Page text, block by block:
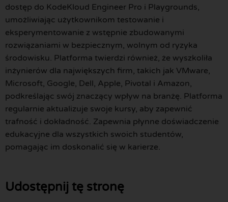
dostęp do KodeKloud Engineer Pro i Playgrounds,
umożliwiając użytkownikom testowanie i
eksperymentowanie z wstępnie zbudowanymi
rozwiązaniami w bezpiecznym, wolnym od ryzyka
środowisku. Platforma twierdzi również, że wyszkoliła
inżynierów dla największych firm, takich jak VMware,
Microsoft, Google, Dell, Apple, Pivotal i Amazon,
podkreślając swój znaczący wpływ na branżę. Platforma
regularnie aktualizuje swoje kursy, aby zapewnić
trafność i dokładność. Zapewnia płynne doświadczenie
edukacyjne dla wszystkich swoich studentów,
pomagając im doskonalić się w karierze.
Udostępnij tę stronę